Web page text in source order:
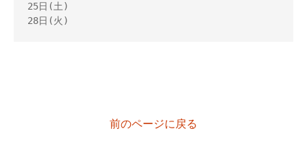
25日(土)
28日(火)
前のページに戻る